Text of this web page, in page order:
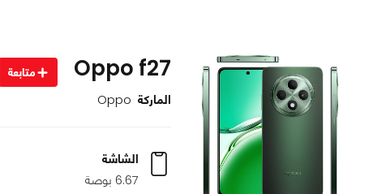
Oppo f27 متابعة
الماركة Oppo
الشاشة
6.67 بوصة